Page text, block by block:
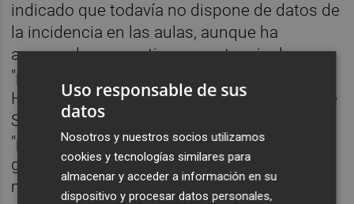
indicado que todavía no dispone de datos de
la incidencia en las aulas, aunque ha
asegurado que no tiene constancia de
"problemas graves" en las primeras horas.
Ha señalado además que las consellerias de
Sanidad y Educación están coordinadas y
"pondrán las medidas pertinentes para
garantizar que vuelta a clase sea de la mejor
manera posible".
Uso responsable de sus
datos
Nosotros y nuestros socios utilizamos
cookies y tecnologías similares para
almacenar y acceder a información en su
dispositivo y procesar datos personales,